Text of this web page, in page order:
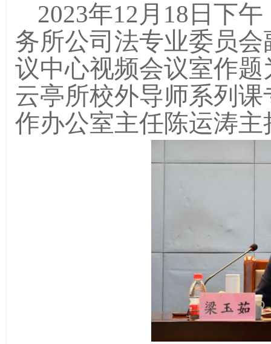
2023年12月18日 下午
务所公司法专业委员会
议中心视频会议室作题
云亭所校外导师系列课
作办公室主任陈运涛主